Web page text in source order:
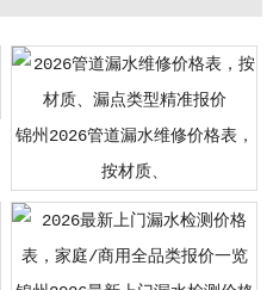
锦州2026管道漏水维修价格表，
按材质、